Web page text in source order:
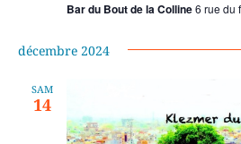
Bar du Bout de la Colline6 rue du
décembre 2024
SAM
14